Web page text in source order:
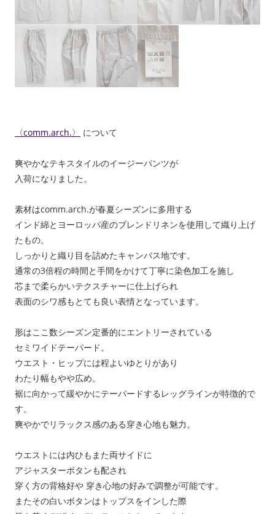
〈comm.arch.〉 について
爽やかなテキスタイルのイージーパンツが
入荷になりました。
素材はcomm.arch.が春夏シーズンに多用する
インド綿とヨーロッパ産のブレンドリネンを使用して織り上げ
たもの。
しっかりと織り目を詰めたキャンバス地です。
通常の3倍程の時間と手間をかけて丁寧に染色加工を施し
芯まで柔らかいテクスチャーに仕上げられ
表面のシワ感もとても良い表情となっています。
形はここ数シーズン定番的にエントリーされている
セミワイドテーパード。
ウエスト・ヒップには程よいゆとりがあり
わたり幅もやや広め。
裾に向かって緩やかにテーパードするレッグラインが特徴的で
す。
爽やかでリラックス感のある穿き心地も魅力。
ウエストには内ひもまた両サイドに
アジャスターボタンも配され
穿く方の背格好や 穿き心地の好みで調整が可能です。
またその白いボタンはトップスをインした際